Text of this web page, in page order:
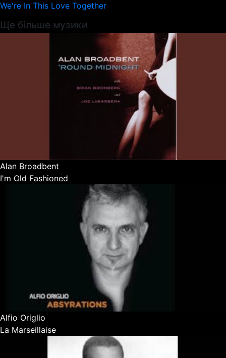
We're In This Love Together
Ще більше музики
Alan Broadbent
I'm Old Fashioned
Alfio Origlio
La Marseillaise